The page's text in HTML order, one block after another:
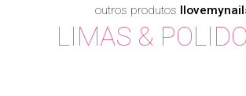
outros produtos
LIMAS &